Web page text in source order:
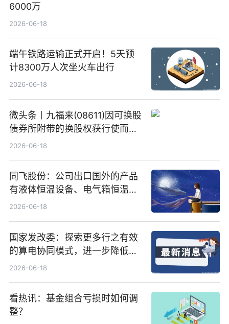
6000万
2026-06-18
端午铁路运输正式开启！5天预
计8300万人次坐火车出行
2026-06-18
微头条丨九福来(08611)因可换股
债券所附带的换股权获行使而发
行5200万股
2026-06-18
同飞股份：公司出口国外的产品
有液体恒温设备、电气箱恒温装
置、纯水冷却单元和特种换热器
2026-06-18
国家发改委：探索更多行之有效
的算电协同模式，进一步降低网
络传输时延_最资讯
2026-06-18
看热讯：基金组合亏损时如何调
整？